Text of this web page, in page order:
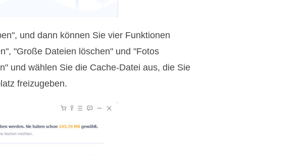
und dann können Sie vier Funktionen
"Große Dateien löschen" und "Fotos
und wählen Sie die Cache-Datei aus, die Sie
freizugeben.